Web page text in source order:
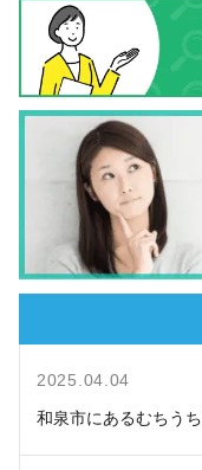
2025.04.04
和泉市にあるむちう